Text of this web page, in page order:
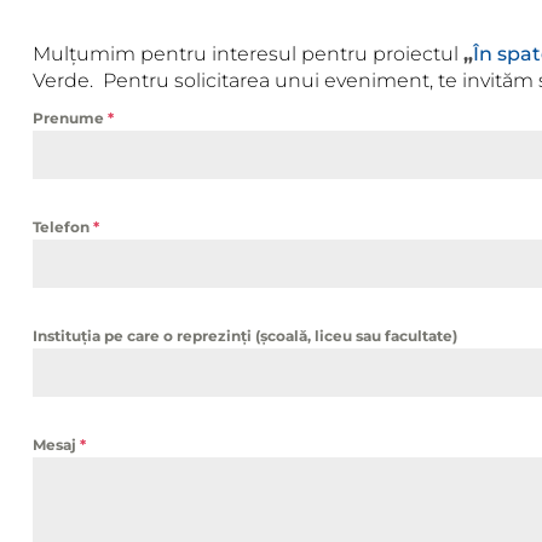
Mulțumim pentru interesul pentru proiectul „În
Verde. Pentru solicitarea unui eveniment, te
Prenume *
Telefon *
Instituția pe care o reprezinți (școală, liceu sau facultate)
Mesaj *